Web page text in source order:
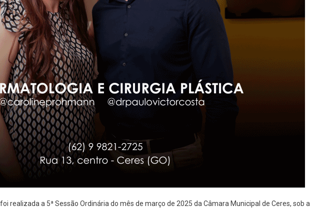
Discutido
Aprovado
realizada a 5ª Sessão Ordinária do mês de março de 2025 da Câmara Municipal de Ceres, sob a